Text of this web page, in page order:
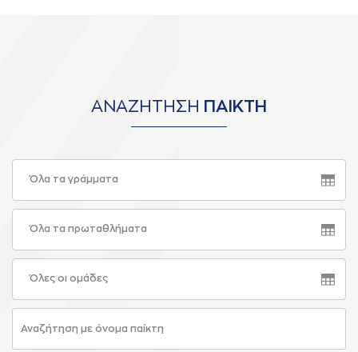
ΑΝΑΖΗΤΗΣΗ ΠΑΙΚΤΗ
Όλα τα γράμματα
Όλα τα πρωταθλήματα
Όλες οι ομάδες